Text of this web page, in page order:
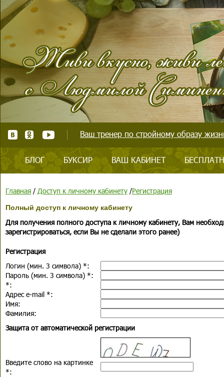
Ваш тренер по стройному образу
БЛОГ БУКСИР ВАШ КАБИНЕТ
Главная / Доступ к личному кабинету /Регистрация
Полный доступ к личному кабинету
Для получения полного доступа к личному кабинету, Вам
зарегистрироваться, если Вы не сделали этого ранее)
Регистрация
Логин (мин. 3 символа) *:
Пароль (мин. 3 символа) *:
*:
Адрес e-mail *:
Имя:
Фамилия:
Защита от автоматической регистрации
Введите слово на картинке
*: